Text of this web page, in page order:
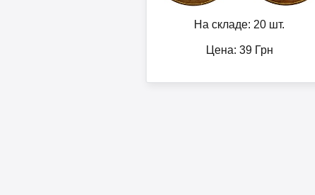
На складе: 20 шт.
Цена: 39Грн